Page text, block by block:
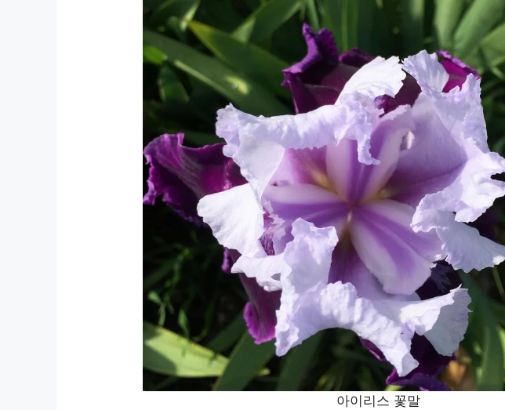
아이리스 꽃말